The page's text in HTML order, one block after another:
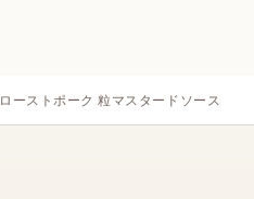
ーストポーク 粒マスタードソース